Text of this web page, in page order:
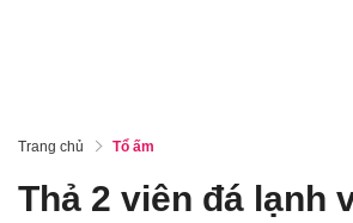
Trang chủ Tổ ấm
Thả 2 viên đá lạnh